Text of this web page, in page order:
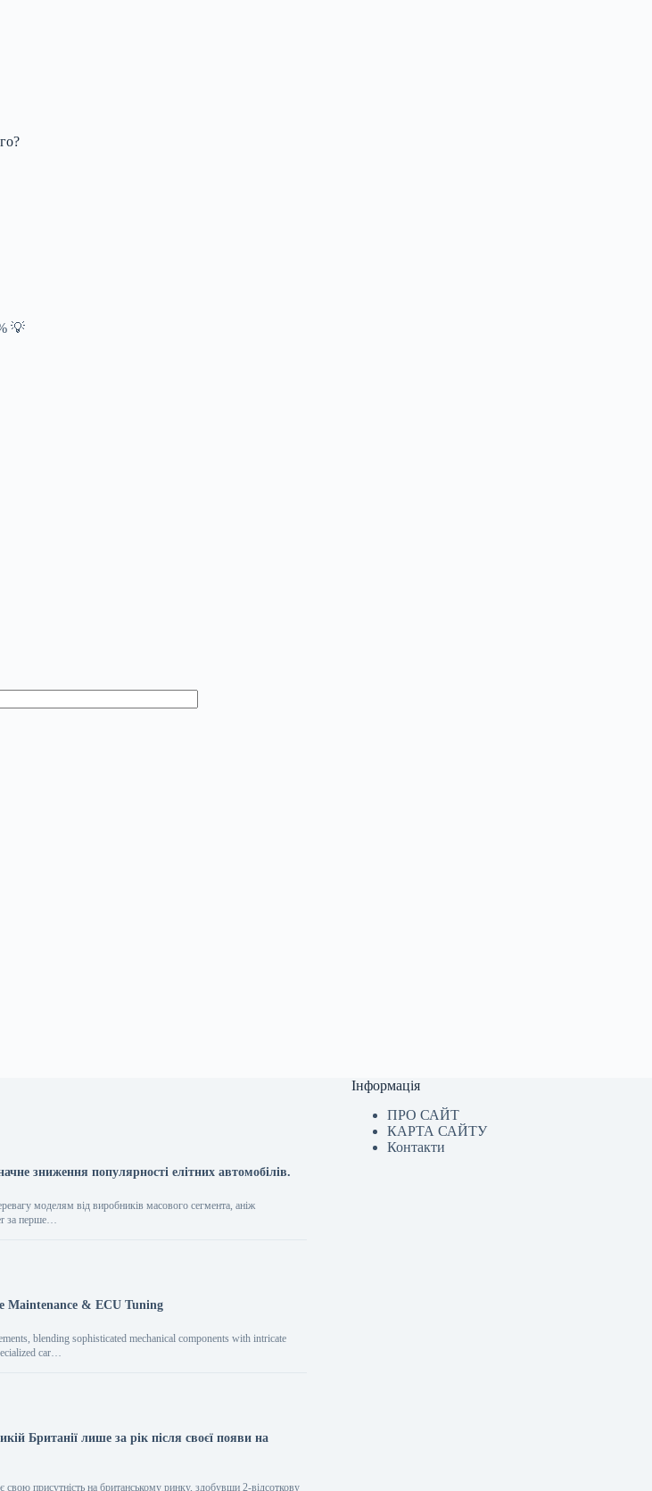
💡
зниження популярності елітних автомобілів.
моделям від виробників масового сегмента, аніж
за перше…
Maintenance & ECU Tuning
blending sophisticated mechanical components with intricate
car…
Британії лише за рік після своєї появи на
присутність на британському ринку, здобувши 2-відсоткову
Інформація
ПРО САЙТ
КАРТА САЙТУ
Контакти